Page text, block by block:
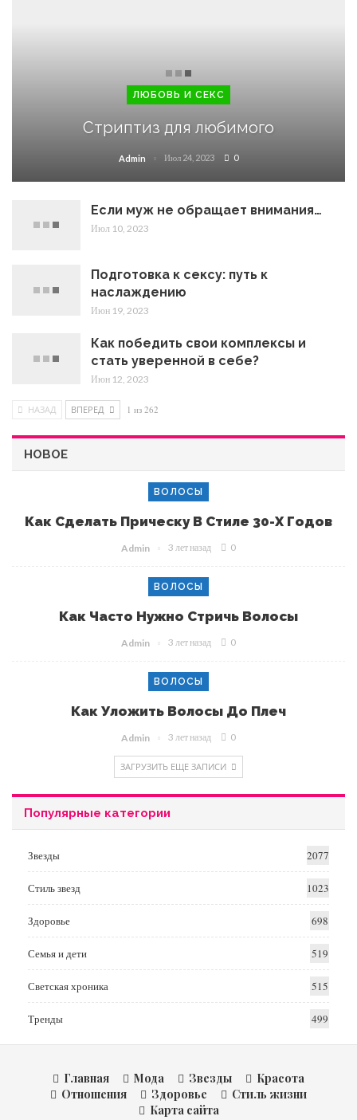
ЛЮБОВЬ И СЕКС
Стриптиз для любимого
Admin Июл 24, 2023 0
Если муж не обращает внимания…
Июл 10, 2023
Подготовка к сексу: путь к
наслаждению
Июн 19, 2023
Как победить свои комплексы и
стать уверенной в себе?
Июн 12, 2023
НАЗАД ВПЕРЕД 1 из 262
НОВОЕ
ВОЛОСЫ
Как Сделать Прическу В Стиле 30-Х Годов
Admin 3 лет назад 0
ВОЛОСЫ
Как Часто Нужно Стричь Волосы
Admin 3 лет назад 0
ВОЛОСЫ
Как Уложить Волосы До Плеч
Admin 3 лет назад 0
ЗАГРУЗИТЬ ЕЩЕ ЗАПИСИ
Популярные категории
Звезды 2077
Стиль звезд 1023
Здоровье 698
Семья и дети 519
Светская хроника 515
Тренды 499
Главная Мода Звезды
Красота
Отношения
Здоровье
Стиль жизни
Карта сайта